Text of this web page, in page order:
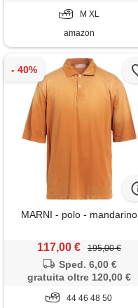
M XL
amazon
MARNI - polo - mandarino
117,00 € 195,00 €
Sped. 6,00 €
gratuita oltre 120,00 €
44 46 48 50